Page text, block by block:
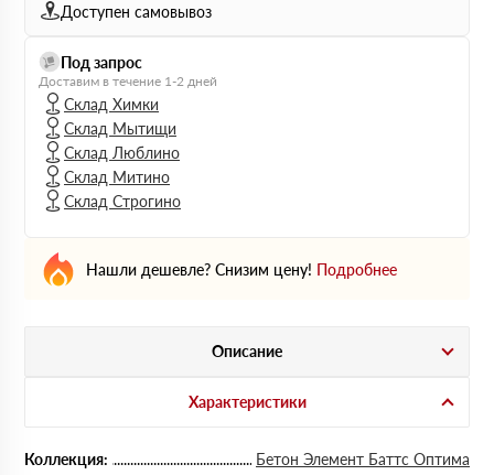
Доступен самовывоз
Под запрос
Доставим в течение 1-2 дней
Склад Химки
Склад Мытищи
Склад Люблино
Склад Митино
Склад Строгино
Нашли дешевле? Снизим цену! Подробнее
Описание
Характеристики
Коллекция:
Бетон Элемент Баттс Оптима